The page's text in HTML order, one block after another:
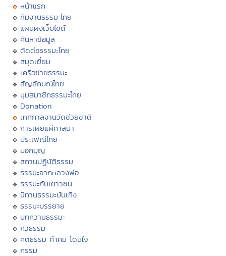
หน้าแรก
ทีมงานธรรมะไทย
แผนผังเว็บไซต์
ค้นหาข้อมูล
ติดต่อธรรมะไทย
สมุดเยี่ยม
เครือข่ายธรรมะ
สัญลักษณ์ไทย
มุมสมาชิกธรรมะไทย
Donation
เทศกาลงานวัดช่วยชาติ
การเผยแผ่ศาสนา
ประเพณีไทย
บอกบุญ
สถานปฏิบัติธรรม
ธรรมะจากหลวงพ่อ
ธรรมะกับเยาวชน
นิทานธรรมะบันเทิง
ธรรมะบรรยาย
บทความธรรมะ
กวีธรรมะ
คติธรรม คำคม โดนใจ
กรรม